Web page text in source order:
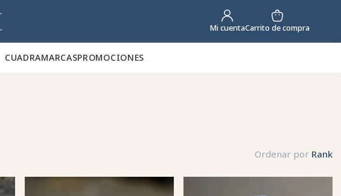
Mi cuentaCarrito de compra
CUADRAMARCASPROMOCIONES
Ordenar por Rank